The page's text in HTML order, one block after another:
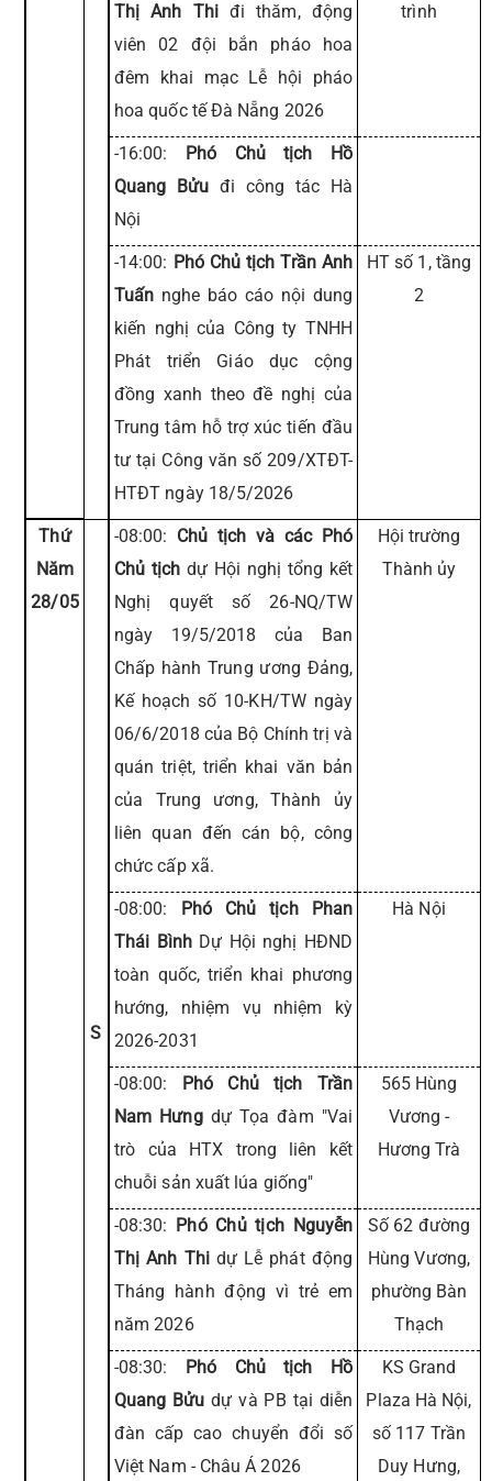
Thị Anh Thiđi thăm, động
viên 02 đội bắn pháo hoa
đêm khai mạc Lễ hội pháo
hoa quốc tế Đà Nẵng 2026
trình
-16:00: Phó Chủ tịch Hồ
Quang Bửu đi công tác Hà
Nội
-14:00: Phó Chủ tịch Trần Anh
Tuấn nghe báo cáo nội dung
kiến nghị của Công ty TNHH
Phát triển Giáo dục cộng
đồng xanh theo đề nghị của
Trung tâm hỗ trợ xúc tiến đầu
tư tại Công văn số 209/XTĐT-
HTĐT ngày 18/5/2026
HT số 1, tầng
2
Thứ
Năm
28/05
S
-08:00: Chủ tịch và các Phó
Chủ tịch dự Hội nghị tổng kết
Nghị quyết số 26-NQ/TW
ngày 19/5/2018 của Ban
Chấp hành Trung ương Đảng,
Kế hoạch số 10-KH/TW ngày
06/6/2018 của Bộ Chính trị và
quán triệt, triển khai văn bản
của Trung ương, Thành ủy
liên quan đến cán bộ, công
chức cấp xã.
Hội trường
Thành ủy
-08:00: Phó Chủ tịch Phan
Thái BìnhDự Hội nghị HĐND
toàn quốc, triển khai phương
hướng, nhiệm vụ nhiệm kỳ
2026-2031
Hà Nội
-08:00: Phó Chủ tịch Trần
Nam Hưngdự Tọa đàm "Vai
trò của HTX trong liên kết
chuỗi sản xuất lúa giống"
565 Hùng
Vương -
Hương Trà
-08:30: Phó Chủ tịch Nguyễn
Thị Anh Thidự Lễ phát động
Tháng hành động vì trẻ em
năm 2026
Số 62 đường
Hùng Vương,
phường Bàn
Thạch
-08:30: Phó Chủ tịch Hồ
Quang Bửu dự và PB tại diễn
đàn cấp cao chuyển đổi số
Việt Nam - Châu Á 2026
KS Grand
Plaza Hà Nội,
số 117 Trần
Duy Hưng,